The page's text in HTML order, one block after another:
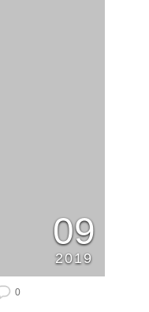
09
2019
0